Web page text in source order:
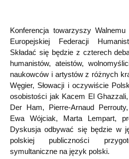
Konferencja towarzyszy Walnemu
Europejskiej Federacji
Składać się będzie z czterech
humanistów, ateistów,
naukowców i artystów z różnych
Węgier, Słowacji i oczywiście
osobistości jak Kacem El
Der Ham, Pierre-Arnaud
Ewa Wójciak, Marta Lempart,
Dyskusja odbywać się będzie w
polskiej publiczności
symultaniczne na język polski.